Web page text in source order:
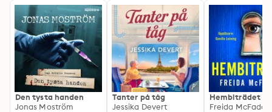
Den tysta handen
Jonas Moström
Tanter på tåg
Jessika Devert
Hembiträdet
Freida